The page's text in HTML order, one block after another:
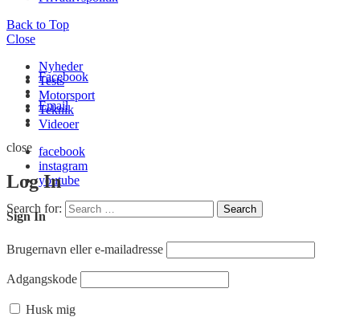
Back to Top
Close
Nyheder
Tests
Motorsport
Teknik
Videoer
facebook
instagram
youtube
Search for: Search
Facebook
Email
close
Log In
Sign In
Brugernavn eller e-mailadresse
Adgangskode
Husk mig